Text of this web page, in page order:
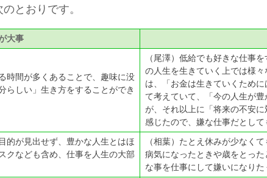
とおりです。
大事
時間が多くあることで、趣味に没
らしい」生き方をすることができ
（尾澤）低給でも好きな仕事
の人生を生きていく上では様
は、「お金は生きていくため
て考えていて、「今の人生が
が、それ以上に「将来の不安
感じたので、嫌な仕事だとして
的が見出せず、豊かな人生とはほ
クなども含め、仕事を人生の大部
（相葉）たとえ休みが少なく
病気になったときや歳をとっ
な事を仕事にして嫌いになりた